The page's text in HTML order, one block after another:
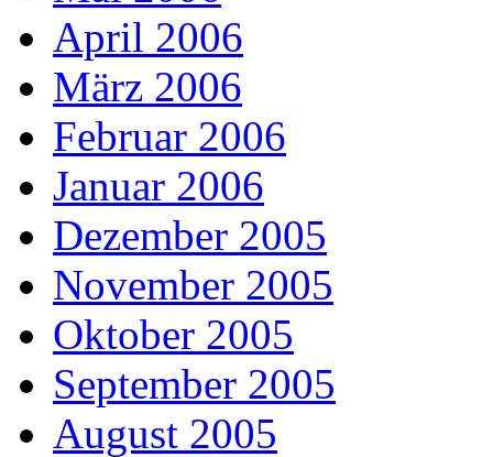
April 2006
März 2006
Februar 2006
Januar 2006
Dezember 2005
November 2005
Oktober 2005
September 2005
August 2005